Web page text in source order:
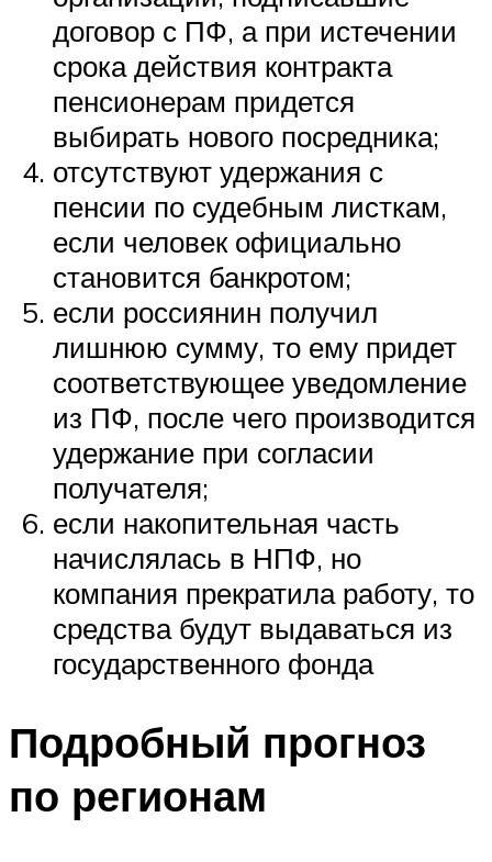
договор с ПФ, а при истечении
срока действия контракта
пенсионерам придется
выбирать нового посредника;
отсутствуют удержания с
пенсии по судебным листкам,
если человек официально
становится банкротом;
если россиянин получил
лишнюю сумму, то ему придет
соответствующее уведомление
из ПФ, после чего производится
удержание при согласии
получателя;
если накопительная часть
начислялась в НПФ, но
компания прекратила работу, то
средства будут выдаваться из
государственного фонда
Подробный прогноз
по регионам